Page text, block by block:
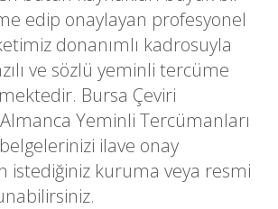
edip onaylayan profesyonel
donanımlı kadrosuyla
ve sözlü yeminli tercüme
Bursa Çeviri
Yeminli Tercümanları
ilave onay
istediğiniz kuruma veya resmi